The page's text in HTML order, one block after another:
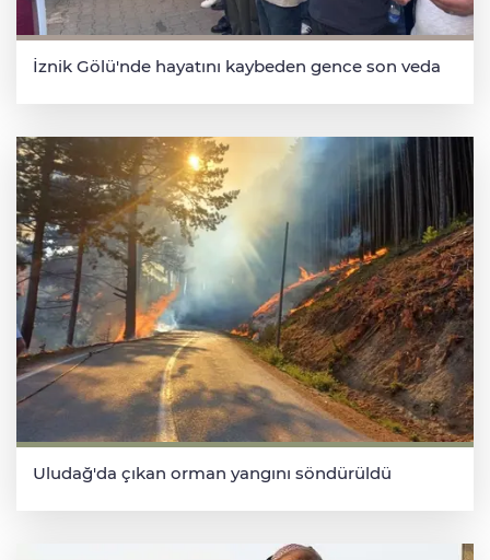
İznik Gölü'nde hayatını kaybeden gence son veda
Uludağ'da çıkan orman yangını söndürüldü